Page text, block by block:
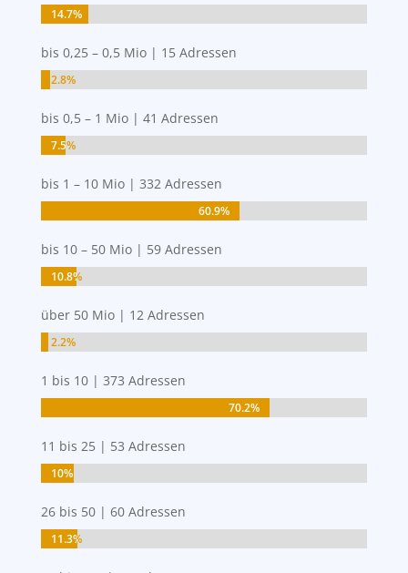
14.7%
14.7%
bis 0,25 – 0,5 Mio | 15 Adressen
2.8%
2.8%
bis 0,5 – 1 Mio | 41 Adressen
7.5%
7.5%
bis 1 – 10 Mio | 332 Adressen
60.9%
60.9%
bis 10 – 50 Mio | 59 Adressen
10.8%
10.8%
über 50 Mio | 12 Adressen
2.2%
2.2%
1 bis 10 | 373 Adressen
70.2%
70.2%
11 bis 25 | 53 Adressen
10%
10%
26 bis 50 | 60 Adressen
11.3%
11.3%